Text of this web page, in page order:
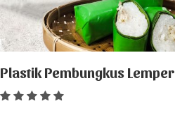
Plastik Pembungkus Lemper